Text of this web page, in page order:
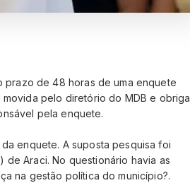
prazo de 48 horas de uma enquete
movida pelo diretório do MDB e obriga
pela enquete.
enquete. A suposta pesquisa foi
Araci. No questionário havia as
na gestão política do município?.